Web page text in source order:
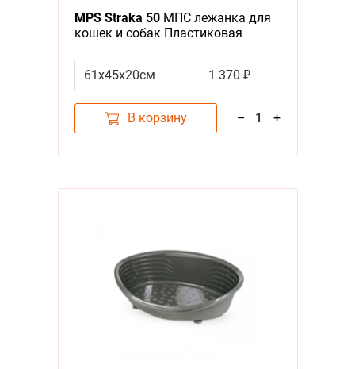
MPS Straka 50МПС лежанка для
кошек и собак Пластиковая
61х45х20см
1 370 ₽
В корзину – 1 +